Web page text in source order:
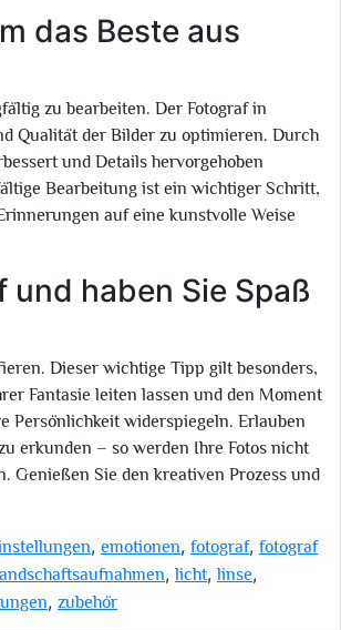
das Beste aus
zu bearbeiten. Der Fotograf in
Qualität der Bilder zu optimieren. Durch
und Details hervorgehoben
Bearbeitung ist ein wichtiger Schritt,
auf eine kunstvolle Weise
haben Sie Spaß
Dieser wichtige Tipp gilt besonders,
Fantasie leiten lassen und den Moment
Persönlichkeit widerspiegeln. Erlauben
erkunden – so werden Ihre Fotos nicht
Genießen Sie den kreativen Prozess und
, emotionen, fotograf, fotograf
,licht,linse,
, zubehör